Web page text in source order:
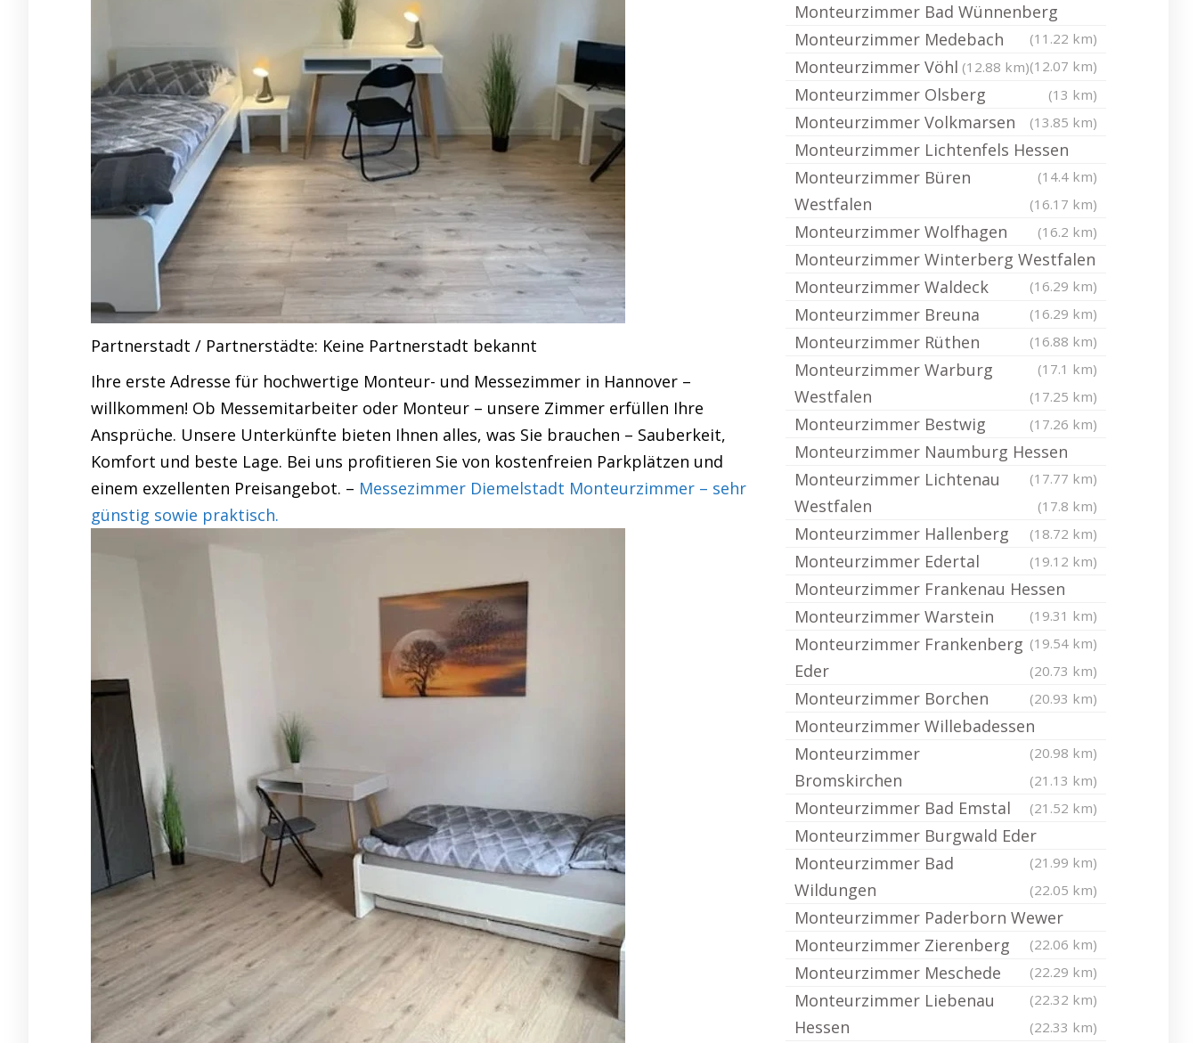
Partnerstadt / Partnerstädte: Keine Partnerstadt bekannt
Ihre erste Adresse für hochwertige Monteur- und Messezimmer in Hannover –
willkommen! Ob Messemitarbeiter oder Monteur – unsere Zimmer erfüllen Ihre
Ansprüche. Unsere Unterkünfte bieten Ihnen alles, was Sie brauchen – Sauberkeit,
Komfort und beste Lage. Bei uns profitieren Sie von kostenfreien Parkplätzen und
einem exzellenten Preisangebot. – Messezimmer Diemelstadt Monteurzimmer – sehr
günstig sowie praktisch.
Monteurzimmer Bad Wünnenberg
(11.22 km)
Monteurzimmer Medebach
(12.07 km)
Monteurzimmer Vöhl (12.88 km)
Monteurzimmer Olsberg (13 km)
Monteurzimmer Volkmarsen (13.85 km)
Monteurzimmer Lichtenfels Hessen
(14.4 km)
Monteurzimmer Büren
Westfalen
(16.17 km)
Monteurzimmer Wolfhagen (16.2 km)
Monteurzimmer Winterberg Westfalen
(16.29 km)
Monteurzimmer Waldeck
(16.29 km)
Monteurzimmer Breuna
(16.88 km)
Monteurzimmer Rüthen
(17.1 km)
Monteurzimmer Warburg
Westfalen
(17.25 km)
Monteurzimmer Bestwig (17.26 km)
Monteurzimmer Naumburg Hessen
(17.77 km)
Monteurzimmer Lichtenau
Westfalen
(17.8 km)
Monteurzimmer Hallenberg (18.72 km)
Monteurzimmer Edertal (19.12 km)
Monteurzimmer Frankenau Hessen
(19.31 km)
Monteurzimmer Warstein
(19.54 km)
Monteurzimmer Frankenberg
Eder
(20.73 km)
Monteurzimmer Borchen (20.93 km)
Monteurzimmer Willebadessen
(20.98 km)
Monteurzimmer
Bromskirchen
(21.13 km)
Monteurzimmer Bad Emstal (21.52 km)
Monteurzimmer Burgwald Eder
(21.99 km)
Monteurzimmer Bad
Wildungen
(22.05 km)
Monteurzimmer Paderborn Wewer
(22.06 km)
Monteurzimmer Zierenberg
(22.29 km)
Monteurzimmer Meschede
(22.32 km)
Monteurzimmer Liebenau
Hessen
(22.33 km)